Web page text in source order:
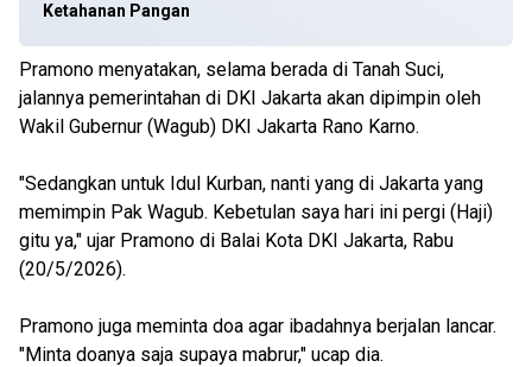
Ketahanan Pangan
Pramono menyatakan, selama berada di Tanah Suci,
jalannya pemerintahan di DKI Jakarta akan dipimpin oleh
Wakil Gubernur (Wagub) DKI Jakarta Rano Karno.
"Sedangkan untuk Idul Kurban, nanti yang di Jakarta yang
memimpin Pak Wagub. Kebetulan saya hari ini pergi (Haji)
gitu ya," ujar Pramono di Balai Kota DKI Jakarta, Rabu
(20/5/2026).
Pramono juga meminta doa agar ibadahnya berjalan lancar.
"Minta doanya saja supaya mabrur," ucap dia.